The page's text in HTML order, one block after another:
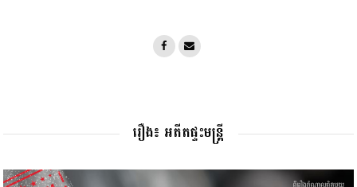
រឿង៖ អតីតផ្ទះមន្រ្តី